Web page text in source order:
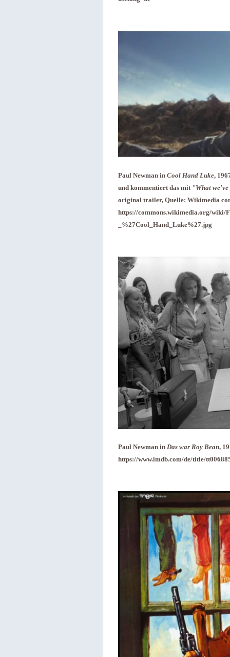
Paul Newman in Cool Hand Luke,
und kommentiert das mit "What
original trailer, Quelle: Wikimedia
https://commons.wikimedia.org/wiki/
_%27Cool_Hand_Luke%27.jpg
Paul Newman in Das war Roy Bean,
https://www.imdb.com/de/title/